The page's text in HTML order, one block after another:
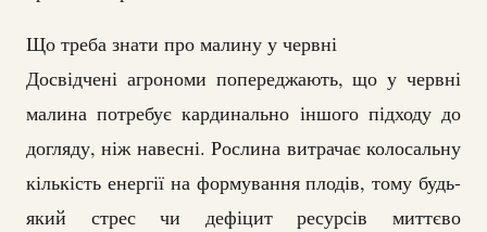
Що треба знати про малину у червні
Досвідчені агрономи попереджають, що у червні
малина потребує кардинально іншого підходу до
догляду, ніж навесні. Рослина витрачає колосальну
кількість енергії на формування плодів, тому будь-
який стрес чи дефіцит ресурсів миттєво